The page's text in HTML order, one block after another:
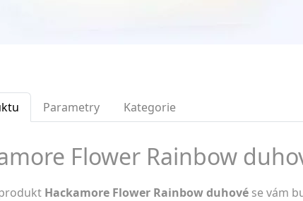
Parametry Kategorie
Flower Rainbow
Hackamore Flower Rainbow duhové se vám